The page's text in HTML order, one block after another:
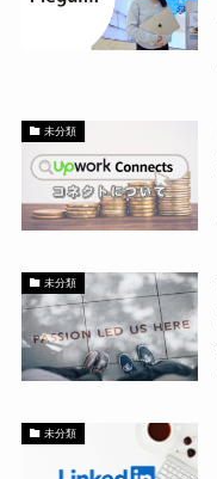
未分類
未分類
未分類